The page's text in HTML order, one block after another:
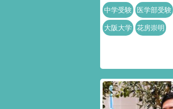
中学受験 医学部受験
大阪大学 花房崇明